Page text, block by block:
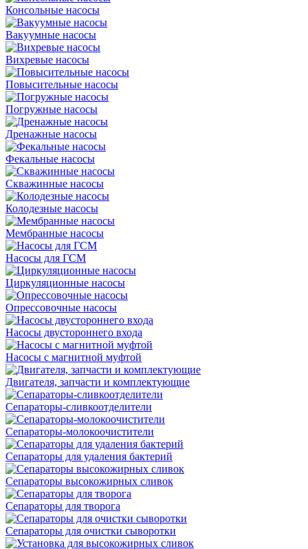
Консольные насосы
Вакуумные насосы
Вихревые насосы
Повысительные насосы
Погружные насосы
Дренажные насосы
Фекальные насосы
Скважинные насосы
Колодезные насосы
Мембранные насосы
Насосы для ГСМ
Циркуляционные насосы
Опрессовочные насосы
Насосы двустороннего входа
Насосы с магнитной муфтой
Двигателя, запчасти и комплектующие
Сепараторы-сливкоотделители
Сепараторы-молокоочистители
Сепараторы для удаления бактерий
Сепараторы высокожирных сливок
Сепараторы для творога
Сепараторы для очистки сыворотки